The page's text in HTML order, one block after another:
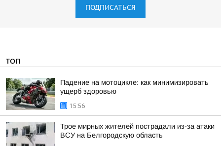
ПОДПИСАТЬСЯ
ТОП
Падение на мотоцикле: как минимизировать
ущерб здоровью
15:56
Трое мирных жителей пострадали из-за атаки
ВСУ на Белгородскую область